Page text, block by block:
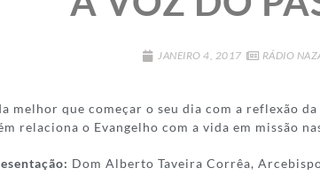
JANEIRO 4, 2017 RÁDIO
melhor que começar o seu dia com a reflexão
relaciona o Evangelho com a vida em missão
Dom Alberto Taveira Corrêa,